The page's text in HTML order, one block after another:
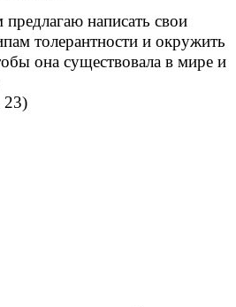
предлагаю написать свои
толерантности и окружить
она существовала в мире и
23)